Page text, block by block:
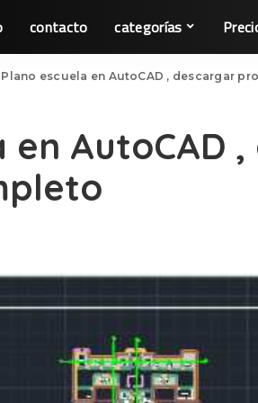
contacto categorías
Plano escuela en AutoCAD , descargar
en AutoCAD